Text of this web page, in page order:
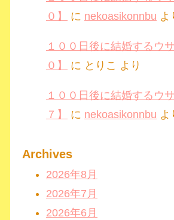
０】
に nekoasikonnbu よ
１００日後に結婚するウ
０】
に とりこ より
１００日後に結婚するウ
７】
に nekoasikonnbu よ
Archives
2026年8月
2026年7月
2026年6月